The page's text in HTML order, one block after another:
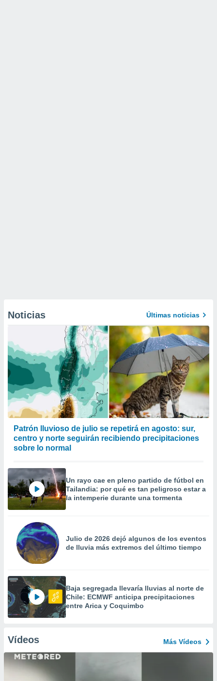
Noticias Últimas noticias
Patrón lluvioso de julio se repetirá en agosto: sur,
centro y norte seguirán recibiendo precipitaciones
sobre lo normal
Un rayo cae en pleno partido de fútbol en
Tailandia: por qué es tan peligroso estar a
la intemperie durante una tormenta
Julio de 2026 dejó algunos de los eventos
de lluvia más extremos del último tiempo
Baja segregada llevaría lluvias al norte de
Chile: ECMWF anticipa precipitaciones
entre Arica y Coquimbo
Vídeos Más Vídeos